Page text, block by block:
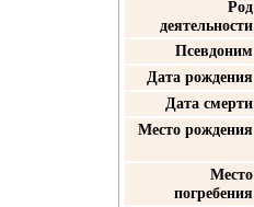
Род
деятельности
Псевдоним
Дата рождения
Дата смерти
Место рождения
Место
погребения